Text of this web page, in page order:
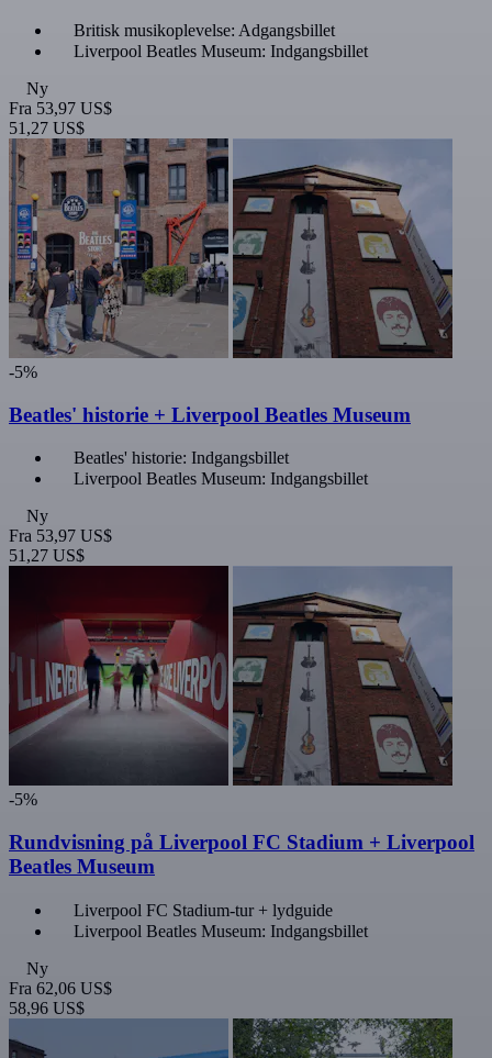
Britisk musikoplevelse: Adgangsbillet
Liverpool Beatles Museum: Indgangsbillet
Ny
Fra 53,97 US$
51,27 US$
-5%
Beatles' historie + Liverpool Beatles Museum
Beatles' historie: Indgangsbillet
Liverpool Beatles Museum: Indgangsbillet
Ny
Fra 53,97 US$
51,27 US$
-5%
Rundvisning på Liverpool FC Stadium + Liverpool
Beatles Museum
Liverpool FC Stadium-tur + lydguide
Liverpool Beatles Museum: Indgangsbillet
Ny
Fra 62,06 US$
58,96 US$